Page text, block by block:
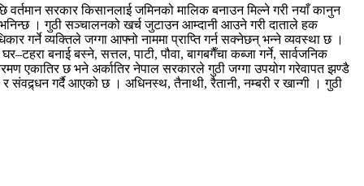
सरकार किसानलाई जमिनको मालिक बनाउन मिल्ने गरी नयाँ कानुन
। गुठी सञ्चालनको खर्च जुटाउन आम्दानी आउने गरी दाताले हक
गर्ने व्यक्तिले जग्गा आफ्नो नाममा प्राप्ति गर्न सक्नेछन् भन्ने व्यवस्था छ ।
बनाई बस्ने, सत्तल, पाटी, पौवा, बागबगैँचा कब्जा गर्ने, सार्वजनिक
एकातिर छ भने अर्कातिर नेपाल सरकारले गुठी जग्गा उपयोग गरेवापत झण्डै
गर्दै आएको छ । अधिनस्थ, तैनाथी, रैतानी, नम्बरी र खान्गी । गुठी